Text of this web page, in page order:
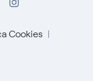
Cookies